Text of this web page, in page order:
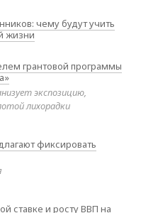
чему будут учить
жизни
грантовой программы
экспозицию,
лихорадки
фиксировать
ставке и росту ВВП на